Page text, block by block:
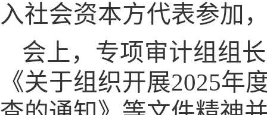
入社会资本方代表参加
会上，专项审计组组
《关于组织开展2025